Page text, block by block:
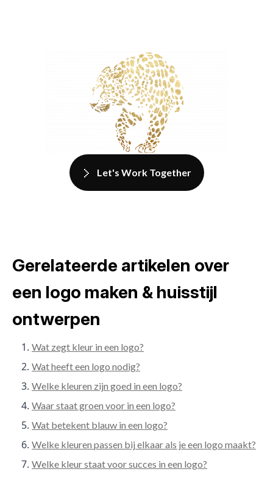
Let's Work Together
Gerelateerde artikelen over
een logo maken & huisstijl
ontwerpen
Wat zegt kleur in een logo?
Wat heeft een logo nodig?
Welke kleuren zijn goed in een logo?
Waar staat groen voor in een logo?
Wat betekent blauw in een logo?
Welke kleuren passen bij elkaar als je een logo maakt?
Welke kleur staat voor succes in een logo?